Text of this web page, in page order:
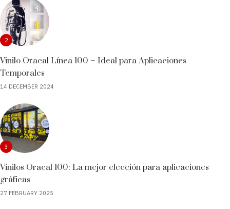
2
Vinilo Oracal Línea 100 – Ideal para Aplicaciones
Temporales
14 DECEMBER 2024
3
Vinilos Oracal 100: La mejor elección para aplicaciones
gráficas
27 FEBRUARY 2025